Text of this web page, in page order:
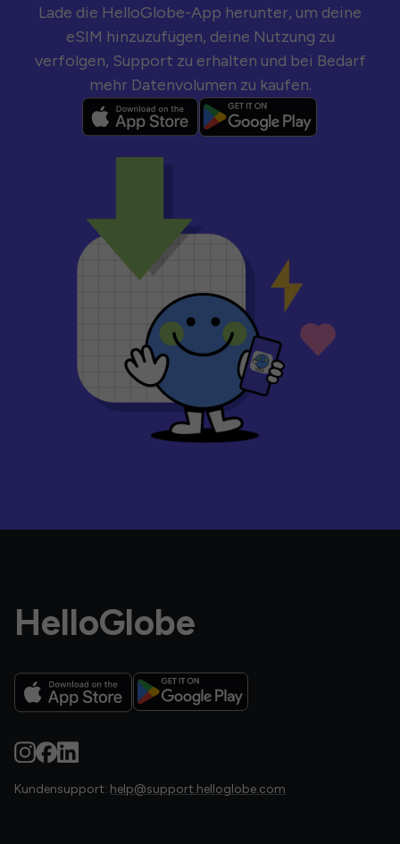
Lade die HelloGlobe-App herunter, um deine
eSIM hinzuzufügen, deine Nutzung zu
verfolgen, Support zu erhalten und bei Bedarf
mehr Datenvolumen zu kaufen.
HelloGlobe
Kundensupport: help@support.helloglobe.com